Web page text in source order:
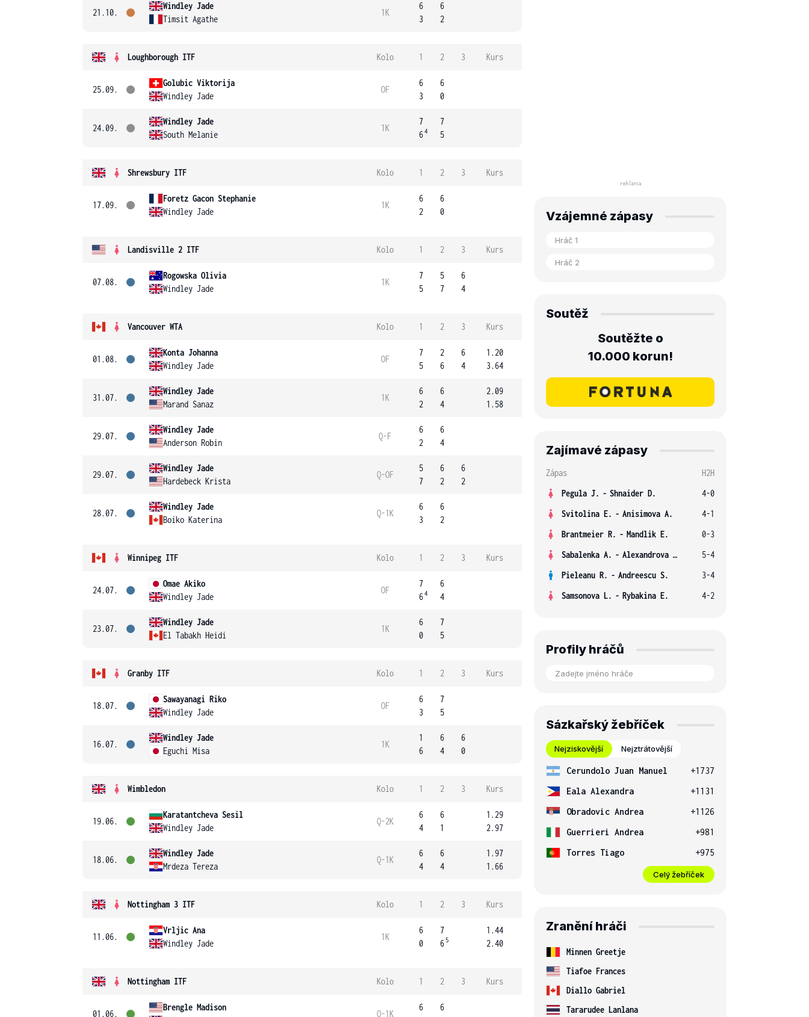
21.10.
Windley Jade
Timsit Agathe
1K
6
3
6
2
Loughborough ITF Kolo 1 2 3 Kurs
25.09.
Golubic Viktorija
Windley Jade
OF
6
3
6
0
24.09.
Windley Jade
South Melanie
1K
7
64
7
5
Shrewsbury ITF Kolo 1 2 3 Kurs
17.09.
Foretz Gacon Stephanie
Windley Jade
1K
6
2
6
0
Landisville 2 ITF Kolo 1 2 3 Kurs
07.08.
Rogowska Olivia
Windley Jade
1K
7
5
5
7
6
4
Vancouver WTA Kolo 1 2 3 Kurs
01.08.
Konta Johanna
Windley Jade
OF
7
5
2
6
6
4
1.20
3.64
31.07.
Windley Jade
Marand Sanaz
1K
6
2
6
4
2.09
1.58
29.07.
Windley Jade
Anderson Robin
Q-F
6
2
6
4
29.07.
Windley Jade
Hardebeck Krista
Q-OF
5
7
6
2
6
2
28.07.
Windley Jade
Boiko Katerina
Q-1K
6
3
6
2
Winnipeg ITF Kolo 1 2 3 Kurs
24.07.
Omae Akiko
Windley Jade
OF
7
64
6
4
23.07.
Windley Jade
El Tabakh Heidi
1K
6
0
7
5
Granby ITF Kolo 1 2 3 Kurs
18.07.
Sawayanagi Riko
Windley Jade
OF
6
3
7
5
16.07.
Windley Jade
Eguchi Misa
1K
1
6
6
4
6
0
Wimbledon Kolo 1 2 3 Kurs
19.06.
Karatantcheva Sesil
Windley Jade
Q-2K
6
4
6
1
1.29
2.97
18.06.
Windley Jade
Mrdeza Tereza
Q-1K
6
4
6
4
1.97
1.66
Nottingham 3 ITF Kolo 1 2 3 Kurs
11.06.
Vrljic Ana
Windley Jade
1K
6
0
7
6 5
1.44
2.40
Nottingham ITF Kolo 1 2 3 Kurs
01.06.
Brengle Madison
Q-1K
6
6
Vzájemné zápasy
Soutěž
Soutěžte o
10.000 korun!
Zajímavé zápasy
Zápas
H2H
Pegula J. - Shnaider D.
4-0
Svitolina E. - Anisimova A.
4-1
Brantmeier R. - Mandlik E.
0-3
Sabalenka A. - Alexandrova E.
5-4
Pieleanu R. - Andreescu S.
3-4
Samsonova L. - Rybakina E. 4-2
Profily hráčů
Sázkařský žebříček
Nejziskovější Nejztrátovější
Cerundolo Juan Manuel
+1737
Eala Alexandra
+1131
Obradovic Andrea
+1126
Guerrieri Andrea
+981
Torres Tiago
+975
Celý žebříček
Zranění hráči
Minnen Greetje
Tiafoe Frances
Diallo Gabriel
Tararudee Lanlana